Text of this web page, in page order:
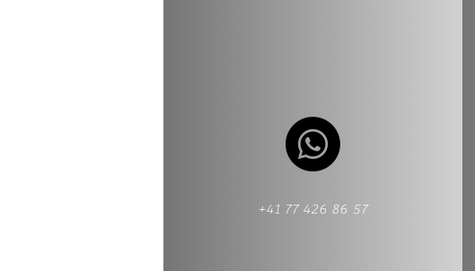
+41 77 426 86 57